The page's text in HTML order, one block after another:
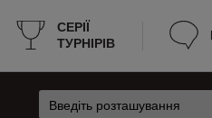
CЕРІЇ
ТУРНІРІВ